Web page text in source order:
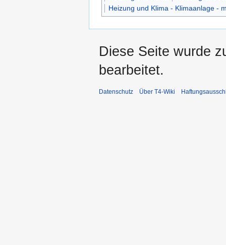
Heizung und Klima - Klimaanlage -
Diese Seite wurde
bearbeitet.
Datenschutz Über T4-Wiki